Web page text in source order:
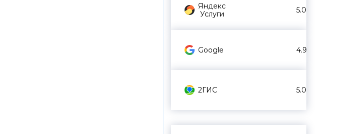
Яндекс
Услуги
5.0
Google 4.9
2ГИС 5.0